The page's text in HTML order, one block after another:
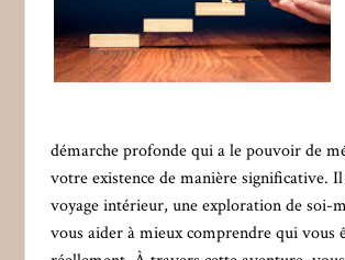
démarche profonde qui a le pouvoir de
votre existence de manière significative. Il
voyage intérieur, une exploration de soi-
vous aider à mieux comprendre qui vous